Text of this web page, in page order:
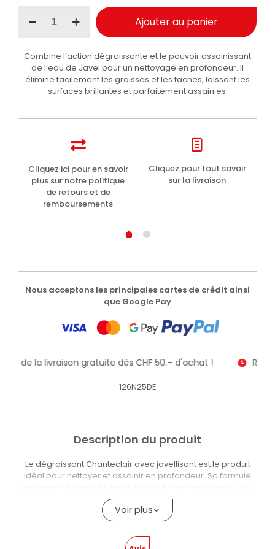
avec
javellisant
en
vaporisateur
Ajouter au panier
Combine l’action dégraissante et le pouvoir assainissant
de l’eau de Javel pour un nettoyage en profondeur. Il
élimine facilement les graisses et les taches, laissant les
surfaces brillantes et parfaitement assainies.
Cliquez ici pour en savoir
plus sur notre politique
de retours et de
remboursements
Cliquez pour tout savoir
sur la livraison
Nous acceptons les principales cartes de crédit ainsi
que Google Pay
de la livraison gratuite dès CHF 50.– d'achat !
126N25DE
Description du produit
Le dégraissant Chanteclair avec javellisant est le produit
idéal pour nettoyer et assainir en profondeur. Sa formule
combinée à l’eau de Javel active élimine les graisses, les
taches et les résidus organiques, désinfecte et blanchit les
surfaces en une seule étape. Il garantit également une
action hygiénique immédiate et une odeur de propreté
fraîche et persistante.
Voir plus